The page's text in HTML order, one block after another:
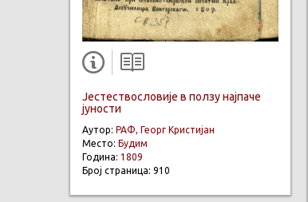
Јестествословије в ползу најпаче
јуности
Аутор: РАФ, Георг Кристијан
Место: Будим
Година: 1809
Број страница: 910